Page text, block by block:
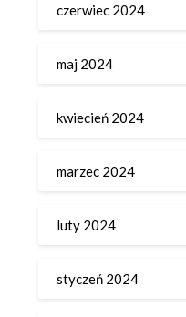
czerwiec 2024
maj 2024
kwiecień 2024
marzec 2024
luty 2024
styczeń 2024